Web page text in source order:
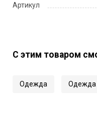
Артикул
С этим товаром
Одежда Одежда